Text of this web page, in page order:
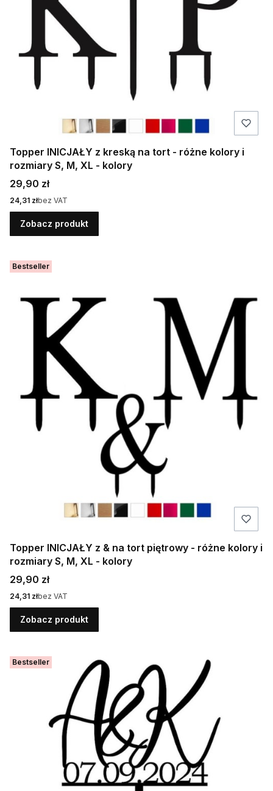
Topper INICJAŁY z kreską na tort - różne kolory i
rozmiary S, M, XL - kolory
Cena
29,90 zł
Cena
24,31 złbez VAT
Zobacz produkt
Bestseller
Topper INICJAŁY z & na tort piętrowy - różne kolory i
rozmiary S, M, XL - kolory
Cena
29,90 zł
Cena
24,31 złbez VAT
Zobacz produkt
Bestseller